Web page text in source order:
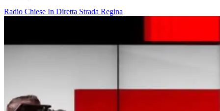
Radio Chiese In Diretta Strada Regina